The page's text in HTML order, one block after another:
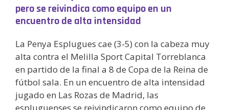
pero se reivindica como equipo en un
encuentro de alta intensidad
La Penya Esplugues cae (3-5) con la cabeza muy
alta contra el Melilla Sport Capital Torreblanca
en partido de la final a 8 de Copa de la Reina de
fútbol sala. En un encuentro de alta intensidad
jugado en Las Rozas de Madrid, las
espluguenses se reivindicaron como equipo de